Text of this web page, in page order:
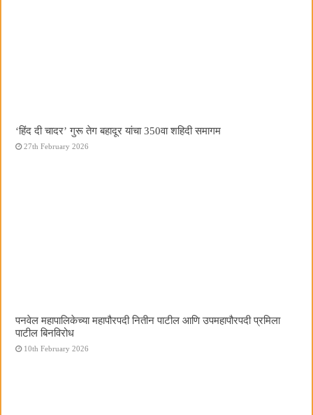
‘हिंद दी चादर’ गुरू तेग बहादूर यांचा 350वा शहिदी समागम
27th February 2026
पनवेल महापालिकेच्या महापौरपदी नितीन पाटील आणि उपमहापौरपदी प्रमिला
पाटील बिनविरोध
10th February 2026